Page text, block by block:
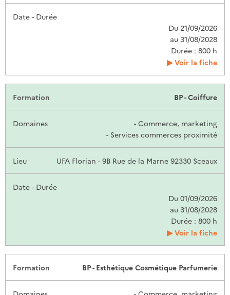
Du 21/09/2026
au 31/08/2028
Durée : 800 h
Voir la fiche
BP - Coiffure
- Commerce, marketing
- Services commerces proximité
UFA Florian - 9B Rue de la Marne 92330 Sceaux
Du 01/09/2026
au 31/08/2028
Durée : 800 h
Voir la fiche
BP - Esthétique Cosmétique Parfumerie